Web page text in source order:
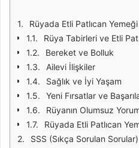
Rüyada Etli Patlıcan Yemeği
Rüya Tabirleri ve Etli
Bereket ve Bolluk
Ailevi İlişkiler
Sağlık ve İyi Yaşam
Yeni Fırsatlar ve
Rüyanın Olumsuz
Rüyada Etli Patlıcan
SSS (Sıkça Sorulan Sorular)